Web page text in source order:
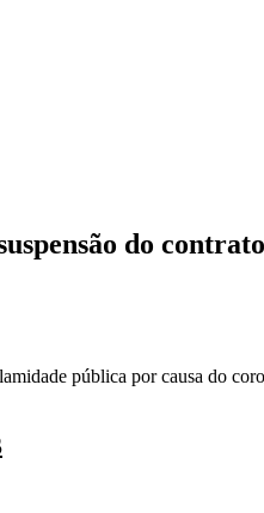
do
pública por causa do